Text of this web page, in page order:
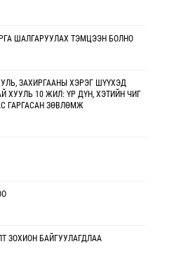
ШАЛГАРУУЛАХ ТЭМЦЭЭН БОЛНО
ЗАХИРГААНЫ ХЭРЭГ ШҮҮХЭД
ХУУЛЬ 10 ЖИЛ: ҮР ДҮН, ХЭТИЙН ЧИГ
ГАРГАСАН ЗӨВЛӨМЖ
ЗОХИОН БАЙГУУЛАГДЛАА